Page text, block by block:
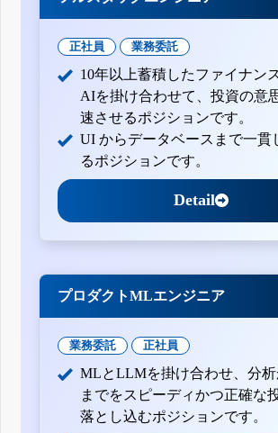
正社員 業務委託
10年以上蓄積したファイナン
AIを掛け合わせて、投資の意
速させるポジションです。
UI からデータベースまで一貫
るポジションです。
Detail
プロダクトMLエンジニア
業務委託 正社員
MLとLLMを掛け合わせ、分析
までをスピーディかつ正確な
落とし込むポジションです。